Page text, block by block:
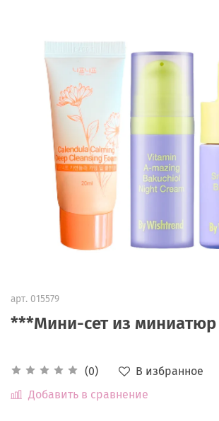
арт. 015579
***Мини-сет из миниатюр
(0)
В избранное
Добавить в сравнение